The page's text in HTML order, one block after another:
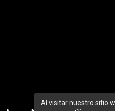
Al visitar nuestro sitio